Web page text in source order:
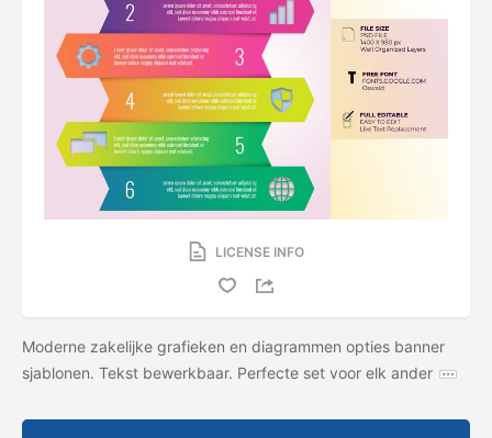
LICENSE INFO
Moderne zakelijke grafieken en diagrammen opties banner
sjablonen. Tekst bewerkbaar. Perfecte set voor elk ander